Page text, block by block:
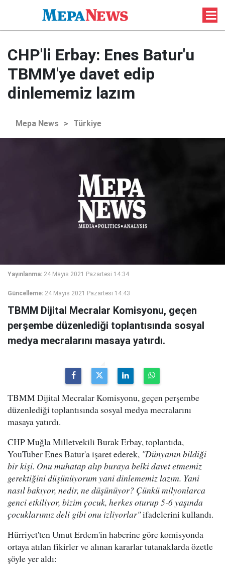
CHP'li Erbay: Enes Batur'u
TBMM'ye davet edip
dinlememiz lazım
Mepa News > Türkiye
Yayınlanma: 24 Mayıs 2021 Pazartesi 14:34
Güncelleme: 24 Mayıs 2021 Pazartesi 14:43
TBMM Dijital Mecralar Komisyonu, geçen
perşembe düzenlediği toplantısında sosyal
medya mecralarını masaya yatırdı.
TBMM Dijital Mecralar Komisyonu, geçen perşembe
düzenlediği toplantısında sosyal medya mecralarını
masaya yatırdı.
CHP Muğla Milletvekili Burak Erbay, toplantıda,
YouTuber Enes Batur'a işaret ederek, "Dünyanın bildiği
bir kişi. Onu muhatap alıp buraya belki davet etmemiz
gerektiğini düşünüyorum yani dinlememiz lazım. Yani
nasıl bakıyor, nedir, ne düşünüyor? Çünkü milyonlarca
genci etkiliyor, bizim çocuk, herkes oturup 5-6 yaşında
çocuklarımız deli gibi onu izliyorlar"ifadelerini kullandı.
Hürriyet'ten Umut Erdem'in haberine göre komisyonda
ortaya atılan fikirler ve alınan kararlar tutanaklarda özetle
şöyle yer aldı: